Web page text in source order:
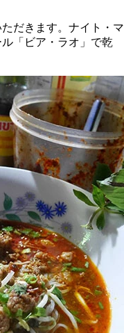
だきます。ナイト・マ
「ビア・ラオ」で乾